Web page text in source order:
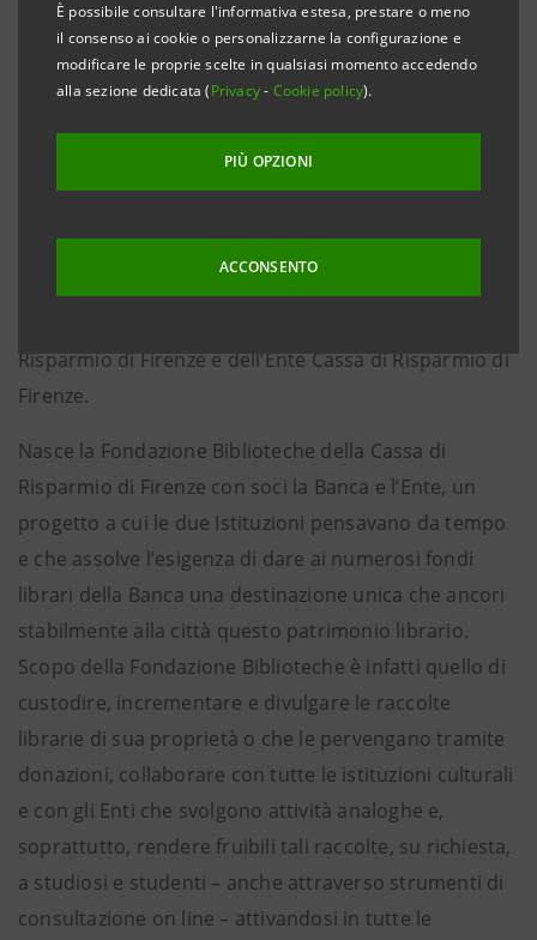
È possibile consultare l'informativa estesa, prestare o meno
il consenso ai cookie o personalizzarne la configurazione e
modificare le proprie scelte in qualsiasi momento accedendo
alla sezione dedicata (Privacy- Cookie policy).
PIÙ OPZIONI
ACCONSENTO
consultazione
• 1.000 mq di spazio destinato alla fondazione e
alla biblioteca
incunaboli e le cinquecentine del Fondo Ridolfi
Risparmio di Firenze e dell’Ente Cassa di Risparmio di
Firenze.
Nasce la Fondazione Biblioteche della Cassa di
Risparmio di Firenze con soci la Banca e l’Ente, un
progetto a cui le due Istituzioni pensavano da tempo
e che assolve l’esigenza di dare ai numerosi fondi
librari della Banca una destinazione unica che ancori
stabilmente alla città questo patrimonio librario.
Scopo della Fondazione Biblioteche è infatti quello di
custodire, incrementare e divulgare le raccolte
librarie di sua proprietà o che le pervengano tramite
donazioni, collaborare con tutte le istituzioni culturali
e con gli Enti che svolgono attività analoghe e,
soprattutto, rendere fruibili tali raccolte, su richiesta,
a studiosi e studenti – anche attraverso strumenti di
consultazione on line – attivandosi in tutte le